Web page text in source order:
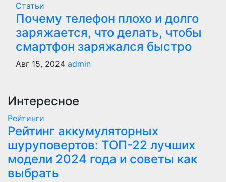
Статьи
Почему телефон плохо и долго
заряжается, что делать, чтобы
смартфон заряжался быстро
Авг 15, 2024 admin
Интересное
Рейтинги
Рейтинг аккумуляторных
шуруповертов: ТОП-22 лучших
модели 2024 года и советы как
выбрать